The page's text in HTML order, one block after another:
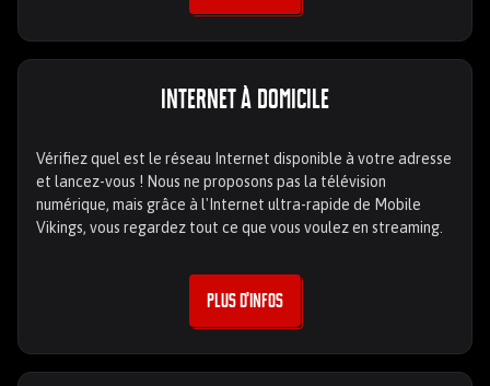
Internet à domicile
Vérifiez quel est le réseau Internet disponible à votre adresse
et lancez-vous ! Nous ne proposons pas la télévision
numérique, mais grâce à l'Internet ultra-rapide de Mobile
Vikings, vous regardez tout ce que vous voulez en streaming.
Plus d’infos